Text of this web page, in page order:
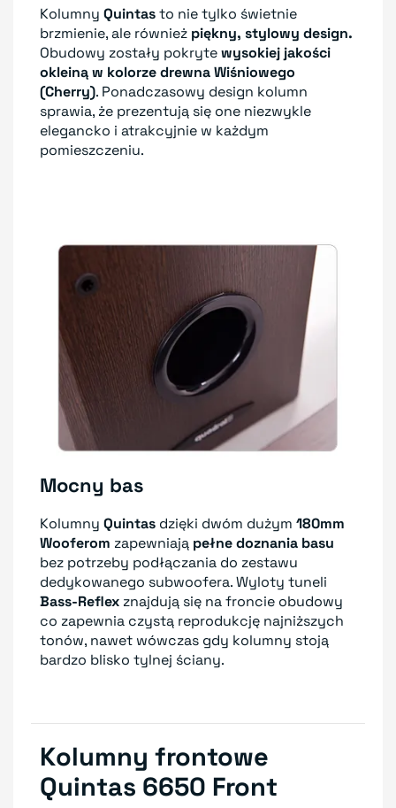
Kolumny Quintasto nie tylko świetnie
brzmienie, ale również piękny, stylowy design.
Obudowy zostały pokrytewysokiej jakości
okleiną w kolorze drewna Wiśniowego
(Cherry). Ponadczasowy design kolumn
sprawia, że prezentują się one niezwykle
elegancko i atrakcyjnie w każdym
pomieszczeniu.
Mocny bas
Kolumny Quintas dzięki dwóm dużym 180mm
Wooferom zapewniają pełne doznania basu
bez potrzeby podłączania do zestawu
dedykowanego subwoofera. Wyloty tuneli
Bass-Reflex znajdują się na froncie obudowy
co zapewnia czystą reprodukcję najniższych
tonów, nawet wówczas gdy kolumny stoją
bardzo blisko tylnej ściany.
Kolumny frontowe
Quintas 6650 Front